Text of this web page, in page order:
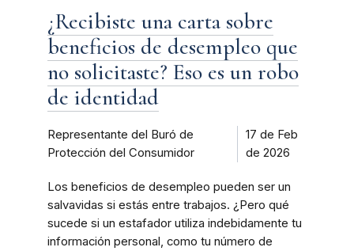
¿Recibiste una carta sobre
beneficios de desempleo que
no solicitaste? Eso es un robo
de identidad
Representante del Buró de
Protección del Consumidor
17 de Feb
de 2026
Los beneficios de desempleo pueden ser un
salvavidas si estás entre trabajos. ¿Pero qué
sucede si un estafador utiliza indebidamente tu
información personal, como tu número de